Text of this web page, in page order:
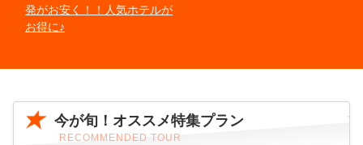
発がお安く！！人気ホテルが
お得に♪
今が旬！オススメ特集プラン
RECOMMENDED TOUR